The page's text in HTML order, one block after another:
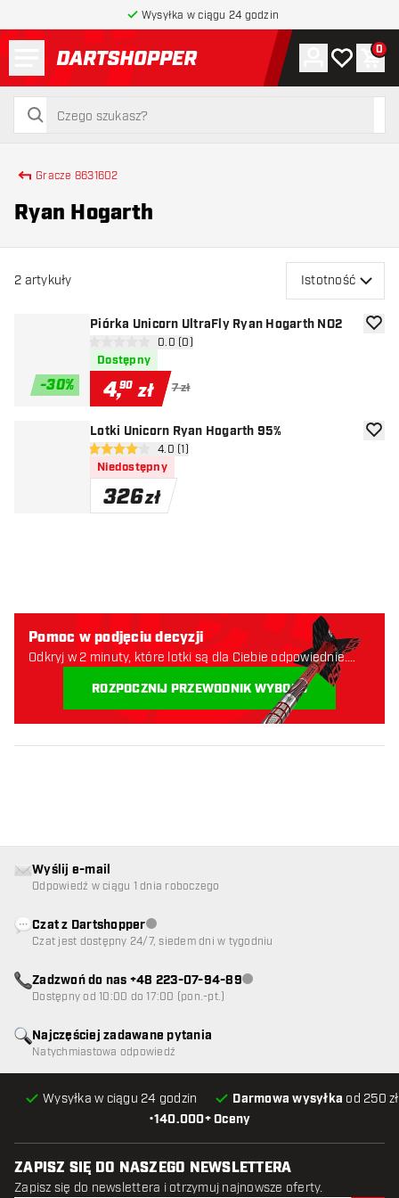
Wysyłka w ciągu 24 godzin
powrót do strony głównej
szukaj
szukaj
Konto
Moja lista
0
Gracze 8631602
Ryan Hogarth
2 artykuły Istotność
-30%
Piórka Unicorn UltraFly Ryan Hogarth NO2
otwórz panel recenzji
0 gwiazdki oceny0.0 (0)
Dostępny
4,90 zł 7 zł
Lotki Unicorn Ryan Hogarth 95%
otwórz panel recenzji
4 gwiazdki oceny
4.0 (1)
Niedostępny
326zł
Pomoc w podjęciu decyzji
Odkryj w 2 minuty, które lotki są dla Ciebie odpowiednie.
ROZPOCZNIJ PRZEWODNIK WYBORU
•140.000+ Oceny
Wysyłka w ciągu 24 godzin Darmowa wysyłka od 250
Najczęściej zadawane pytania
Natychmiastowa odpowiedź
Wyślij e-mail
Odpowiedź w ciągu 1 dnia roboczego
Czat z DartshopperObsługa klienta niedostępna
Czat jest dostępny 24/7, siedem dni w tygodniu
Zadzwoń do nas +48 223-07-94-89Obsługa klienta niedostępna
Dostępny od 10:00 do 17:00 (pon.-pt.)
ZAPISZ SIĘ DO NASZEGO NEWSLETTERA
Zapisz się do newslettera i otrzymuj najnowsze oferty.